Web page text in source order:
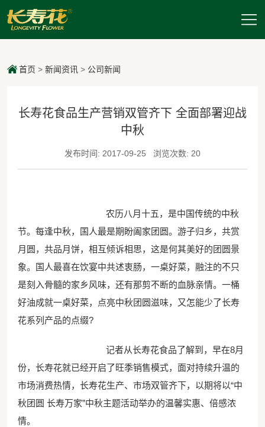
首页 > 新闻资讯> 公司新闻
长寿花食品生产营销双管齐下 全面部署迎战
中秋
发布时间: 2017-09-25 浏览次数: 20
农历八月十五，是中国传统的中秋
节。每逢中秋，国人最是期盼阖家团圆。游子归乡，共赏
月圆，共品月饼，相互倾诉相思，这是何其美好的团圆景
象。国人最喜在饮宴中共述衷肠，一桌好菜，融注的不只
是刻入骨髓的家乡风味，还有那剪不断的血脉亲情。一桶
好油成就一桌好菜，点亮中秋团圆滋味，又怎能少了长寿
花系列产品的点缀?
记者从长寿花食品了解到，早在8月
份，长寿花就已经开启了旺季销售模式，面对持续升温的
市场消费热情，长寿花生产、市场双管齐下，以期将以“中
秋团圆 长寿万家”中秋主题活动举办的温馨实惠、倍感浓
情。